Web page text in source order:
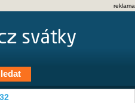
reklama
32